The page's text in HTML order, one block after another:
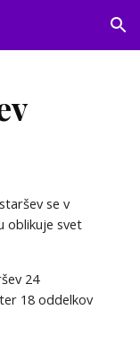
Skip to navigation
se v
oblikuje svet
24
18 oddelkov